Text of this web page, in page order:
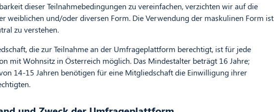
dieser Teilnahmebedingungen zu vereinfachen, verzichten wir auf die
weiblichen und/oder diversen Form. Die Verwendung der maskulinen Form ist
zu verstehen.
die zur Teilnahme an der Umfrageplattform berechtigt, ist für jede
mit Wohnsitz in Österreich möglich. Das Mindestalter beträgt 16 Jahre;
14-15 Jahren benötigen für eine Mitgliedschaft die Einwilligung ihrer